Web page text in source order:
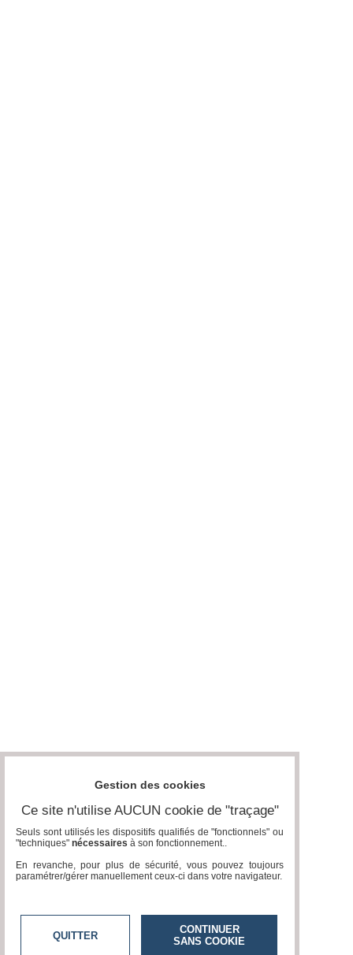
Gestion des cookies
Ce site n'utilise AUCUN cookie de "traçage"
Seuls sont utilisés les dispositifs qualifiés de "fonctionnels" ou
"techniques" nécessaires à son fonctionnement..
En revanche, pour plus de sécurité, vous pouvez toujours
paramétrer/gérer manuellement ceux-ci dans votre navigateur.
QUITTER
CONTINUER
SANS COOKIE